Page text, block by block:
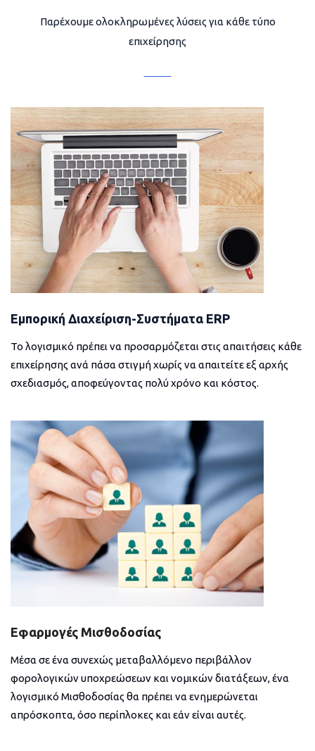
Παρέχουμε ολοκληρωμένες λύσεις για κάθε τύπο
επιχείρησης
Εμπορική Διαχείριση-Συστήματα ERP
Το λογισμικό πρέπει να προσαρμόζεται στις απαιτήσεις κάθε
επιχείρησης ανά πάσα στιγμή χωρίς να απαιτείτε εξ αρχής
σχεδιασμός, αποφεύγοντας πολύ χρόνο και κόστος.
Εφαρμογές Μισθοδοσίας
Μέσα σε ένα συνεχώς μεταβαλλόμενο περιβάλλον
φορολογικών υποχρεώσεων και νομικών διατάξεων, ένα
λογισμικό Μισθοδοσίας θα πρέπει να ενημερώνεται
απρόσκοπτα, όσο περίπλοκες και εάν είναι αυτές.